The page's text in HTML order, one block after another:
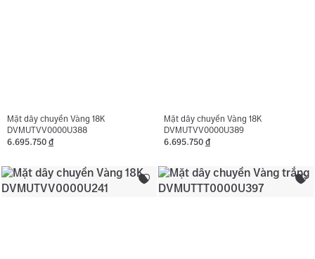
Mặt dây chuyền Vàng 18K
DVMUTVV0000U388
6.695.750 đ
Mặt dây chuyền Vàng 18K
DVMUTVV0000U389
6.695.750 đ